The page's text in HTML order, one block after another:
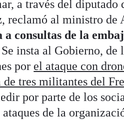
a través del diputado
, reclamó al ministro de
a consultas de la
insta al Gobierno, de
por el ataque con
de tres militantes del
por parte de los
de la